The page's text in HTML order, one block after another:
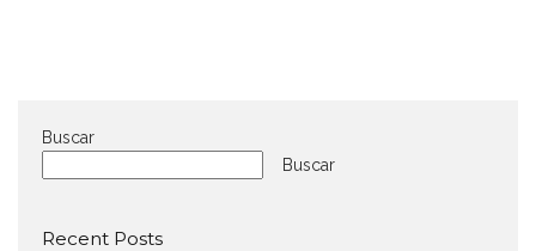
Buscar
Buscar
Recent Posts